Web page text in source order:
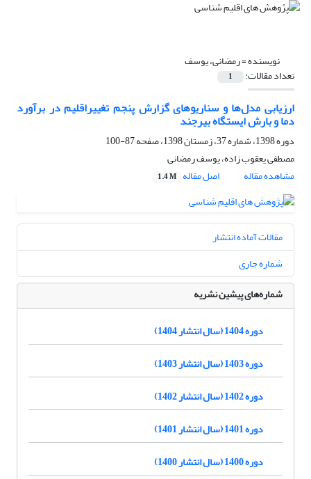
نویسنده =رمضانی، یوسف
تعداد مقالات: 1
ارزیابی مدل‌ها و سناریوهای گزارش پنجم تغییراقلیم در برآورد
دما و بارش ایستگاه بیرجند
دوره 1398، شماره 37، زمستان 1398، صفحه
87-100
مصطفی یعقوب زاده، یوسف رمضانی
مشاهده مقاله
اصل مقاله 1.4 M
مقالات آماده انتشار
شماره جاری
شماره‌های پیشین نشریه
دوره 1404 (سال انتشار 1404)
دوره 1403 (سال انتشار 1403)
دوره 1402 (سال انتشار 1402)
دوره 1401 (سال انتشار 1401)
دوره 1400 (سال انتشار 1400)